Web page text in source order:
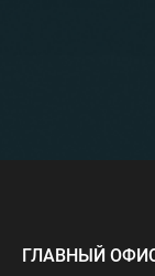
ГЛАВНЫЙ